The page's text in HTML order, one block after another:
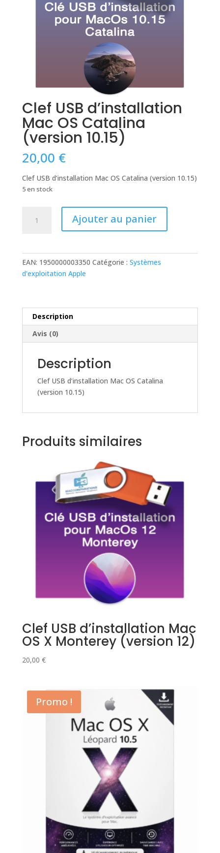
Clef USB d’installation
Mac OS Catalina
(version 10.15)
20,00 €
Clef USB d’installation Mac OS Catalina (version 10.15)
5 en stock
Mac
10.15)
Ajouter au panier
EAN: 1950000003350 Catégorie : Systèmes
d'exploitation Apple
Description
Avis (0)
Description
Clef USB d’installation Mac OS Catalina
(version 10.15)
Produits similaires
Clef USB d’installation Mac
OS X Monterey (version 12)
20,00 €
Promo !